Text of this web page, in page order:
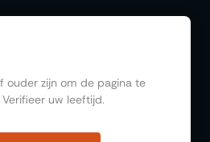
ouder zijn om de pagina te
Verifieer uw leeftijd.